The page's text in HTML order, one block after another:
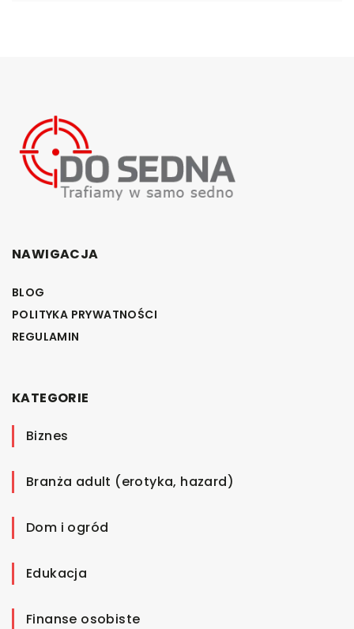
NAWIGACJA
BLOG
POLITYKA PRYWATNOŚCI
REGULAMIN
KATEGORIE
Biznes
Branża adult (erotyka, hazard)
Dom i ogród
Edukacja
Finanse osobiste